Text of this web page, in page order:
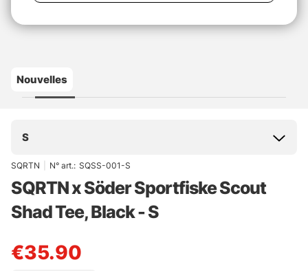
Nouvelles
S
SQRTN N° art.: SQSS-001-S
SQRTN x Söder Sportfiske Scout
Shad Tee, Black - S
€35.90